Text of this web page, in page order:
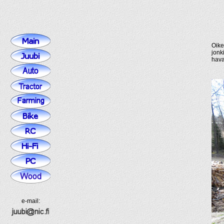
e-mail: